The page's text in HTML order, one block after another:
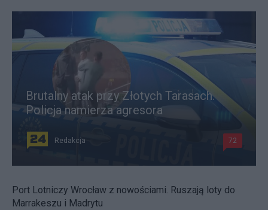
Brutalny atak przy Złotych Tarasach.
Policja namierza agresora
Redakcja 72
Port Lotniczy Wrocław z nowościami. Ruszają loty do
Marrakeszu i Madrytu